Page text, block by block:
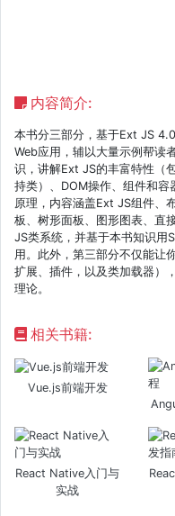
内容简介:
本书分三部分，基于Ext JS
Web应用，辅以大量示例帮读
识，讲解Ext JS的丰富特性（
持类）、DOM操作、组件和
原理，内容涵盖Ext JS组件、
板、树形面板、图形图表、直
JS类系统，并基于本书知识用
用。此外，第三部分不仅能让
扩展、插件，以及类加载器）
理论。
相关书籍:
Vue.js前端开发
React Native入门与
实战